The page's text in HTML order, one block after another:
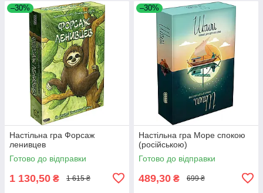
–30%
Настільна гра Форсаж
ленивцев
Готово до відправки
1 130,50 ₴ 1 615 ₴
–30%
Настільна гра Море спокою
(російською)
Готово до відправки
489,30 ₴ 699 ₴